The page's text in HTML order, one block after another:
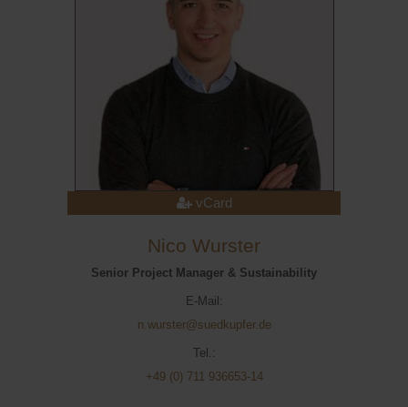
vCard
Nico Wurster
Senior Project Manager & Sustainability
E-Mail:
n.wurster@suedkupfer.de
Tel.:
+49 (0) 711 936653-14